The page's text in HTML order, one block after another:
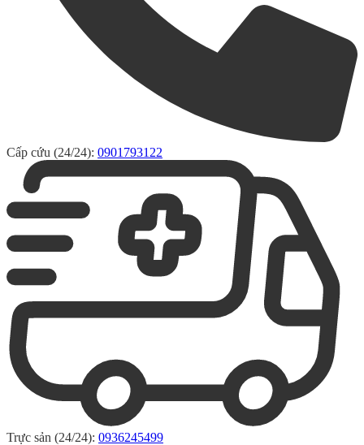
Cấp cứu (24/24): 0901793122
Trực sản (24/24): 0936245499